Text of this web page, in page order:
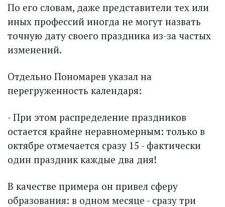
По его словам, даже представители тех или
иных профессий иногда не могут назвать
точную дату своего праздника из-за частых
изменений.
Отдельно Пономарев указал на
перегруженность календаря:
- При этом распределение праздников
остается крайне неравномерным: только в
октябре отмечается сразу 15 - фактически
один праздник каждые два дня!
В качестве примера он привел сферу
образования: в одном месяце - сразу три